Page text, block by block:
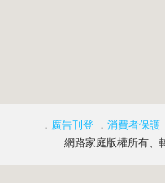
． 廣告刊登 ． 消費者保護
網路家庭版權所有、